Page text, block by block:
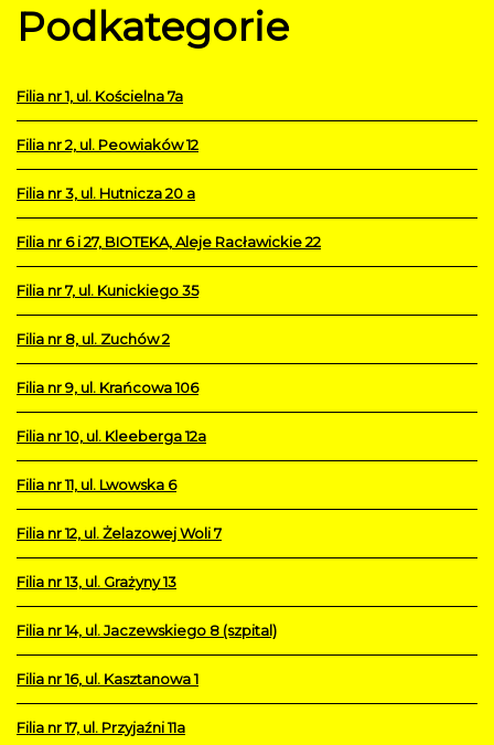
Podkategorie
Filia nr 1, ul. Kościelna 7a
Filia nr 2, ul. Peowiaków 12
Filia nr 3, ul. Hutnicza 20 a
Filia nr 6 i 27, BIOTEKA, Aleje Racławickie 22
Filia nr 7, ul. Kunickiego 35
Filia nr 8, ul. Zuchów 2
Filia nr 9, ul. Krańcowa 106
Filia nr 10, ul. Kleeberga 12a
Filia nr 11, ul. Lwowska 6
Filia nr 12, ul. Żelazowej Woli 7
Filia nr 13, ul. Grażyny 13
Filia nr 14, ul. Jaczewskiego 8 (szpital)
Filia nr 16, ul. Kasztanowa 1
Filia nr 17, ul. Przyjaźni 11a